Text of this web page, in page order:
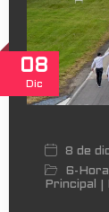
08
Dic
8 de
6-
Principal